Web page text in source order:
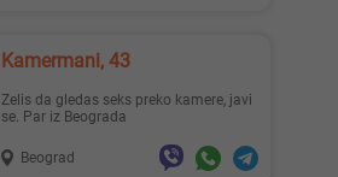
Kamermani, 43
Zelis da gledas seks preko kamere, javi
se. Par iz Beograda
Beograd